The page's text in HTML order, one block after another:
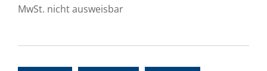
MwSt. nicht ausweisbar